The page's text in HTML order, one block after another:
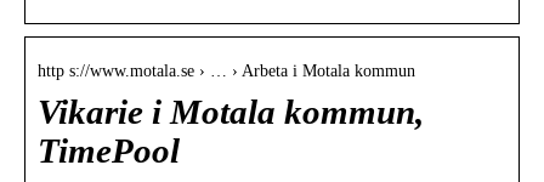
http s://www.motala.se › … › Arbeta i Motala kommun
Vikarie i Motala kommun,
TimePool